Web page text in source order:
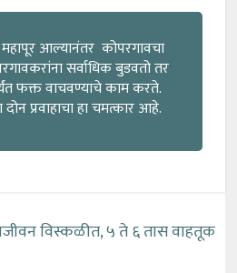
महापूर आल्यानंतर कोपरगावचा
सर्वाधिक बुडवतो तर
फक्त वाचवण्याचे काम करते.
प्रवाहाचा हा चमत्कार आहे.
विस्कळीत, ५ ते ६ तास वाहतूक